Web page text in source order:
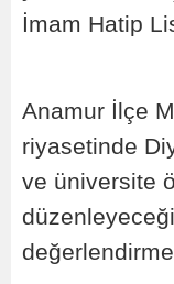
İmam Hatip
Anamur İlçe
riyasetinde
ve üniversite
değerlendirme